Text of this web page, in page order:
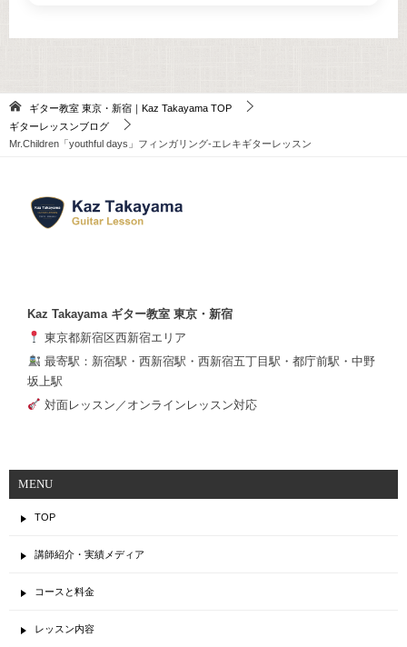
ギター教室 東京・新宿｜Kaz Takayama TOP
ギターレッスンブログ
Mr.Children「youthful days」フィンガリング-エレキギターレッスン
Kaz Takayama ギター教室 東京・新宿
東京都新宿区西新宿エリア
最寄駅：新宿駅・西新宿駅・西新宿五丁目駅・都庁前駅・中野
坂上駅
対面レッスン／オンラインレッスン対応
MENU
TOP
講師紹介・実績メディア
コースと料金
レッスン内容